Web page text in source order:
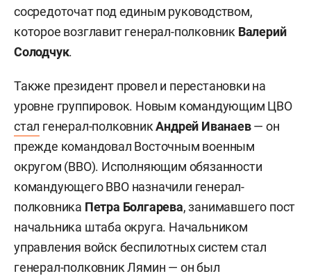
сосредоточат под единым руководством,
которое возглавит генерал-полковник Валерий
Солодчук.
Также президент провел и перестановки на
уровне группировок. Новым командующим ЦВО
стал генерал-полковникАндрей Иванаев— он
прежде командовал Восточным военным
округом (ВВО). Исполняющим обязанности
командующего ВВО назначили генерал-
полковника Петра Болгарева, занимавшего пост
начальника штаба округа. Начальником
управления войск беспилотных систем стал
генерал-полковник Лямин — он был